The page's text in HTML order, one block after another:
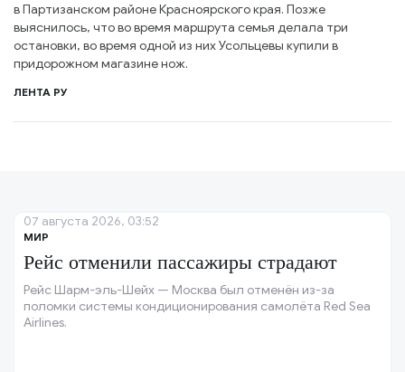
в Партизанском районе Красноярского края. Позже
выяснилось, что во время маршрута семья делала три
остановки, во время одной из них Усольцевы купили в
придорожном магазине нож.
ЛЕНТА РУ
МИР
Рейс отменили пассажиры страдают
Рейс Шарм-эль-Шейх — Москва был отменён из-за
поломки системы кондиционирования самолёта Red Sea
Airlines.
07 августа 2026, 03:52